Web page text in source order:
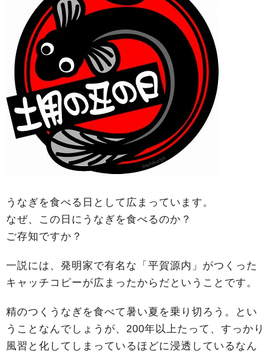
うなぎを食べる日として広まっています。
なぜ、この日にうなぎを食べるのか？
ご存知ですか？
一説には、発明家で有名な「平賀源内」がつくった
キャッチコピーが広まったからだということです。
精のつくうなぎを食べて暑い夏を乗り切ろう。とい
うことなんでしょうが、200年以上たって、すっかり
風習と化してしまっているほどに浸透しているなん